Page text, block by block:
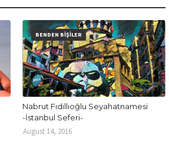
BENDEN BİŞİLER
Nabrut Fıdıllıoğlu Seyahatnamesi
-İstanbul Seferi-
August 14, 2016